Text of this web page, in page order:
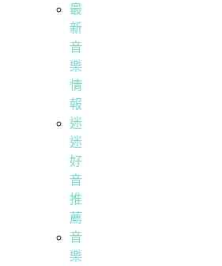
最
新
音
樂
情
報
迷
迷
好
音
推
薦
音
樂